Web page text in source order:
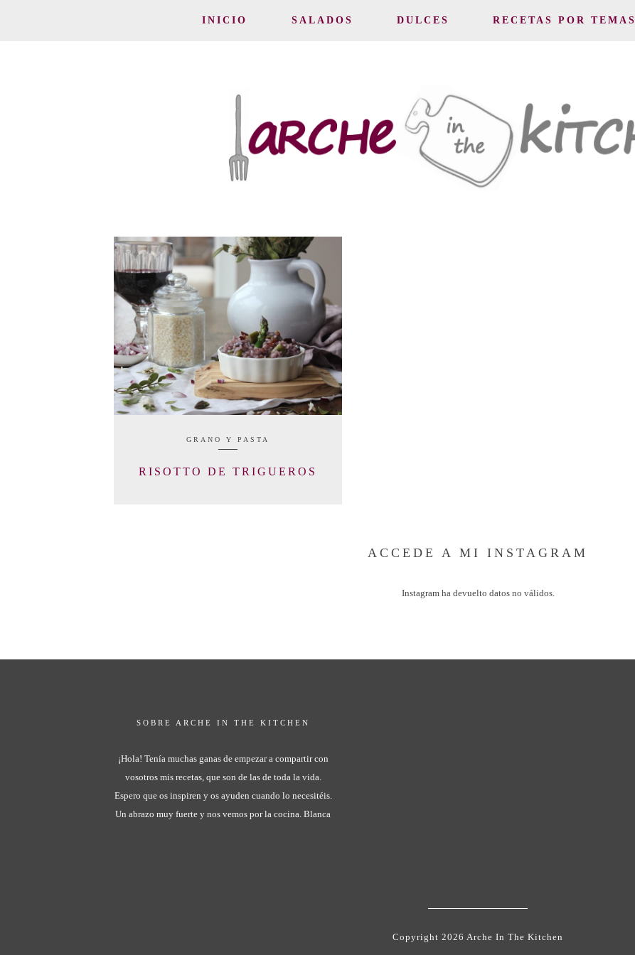
INICIO SALADOS DULCES RECETAS POR TEMAS
GRANO Y PASTA
RISOTTO DE TRIGUEROS
ACCEDE A MI INSTAGRAM
Instagram ha devuelto datos no válidos.
SOBRE ARCHE IN THE KITCHEN
¡Hola! Tenía muchas ganas de empezar a compartir con
vosotros mis recetas, que son de las de toda la vida.
Espero que os inspiren y os ayuden cuando lo necesitéis.
Un abrazo muy fuerte y nos vemos por la cocina. Blanca
Copyright 2026 Arche In The Kitchen